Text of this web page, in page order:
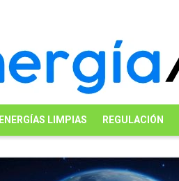
ENERGÍAS LIMPIAS REGULACIÓN